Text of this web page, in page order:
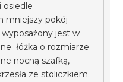
osiedle
mniejszy pokój
jest w
łóżka o rozmiarze
nocną szafką,
ze stoliczkiem.